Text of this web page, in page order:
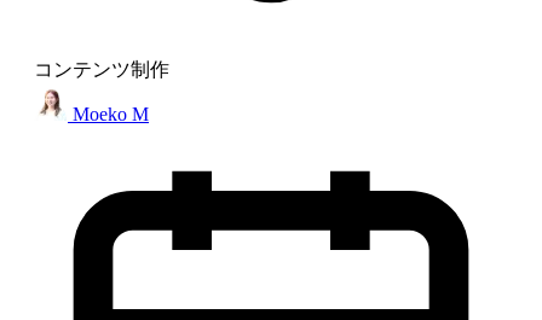
コンテンツ制作
Moeko M